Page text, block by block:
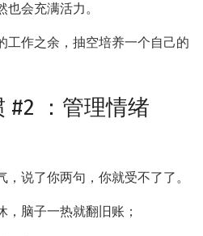
会充满活力。
工作之余，抽空培养一个自己的
#2 ：管理情绪
说了你两句，你就受不了了。
脑子一热就翻旧账；